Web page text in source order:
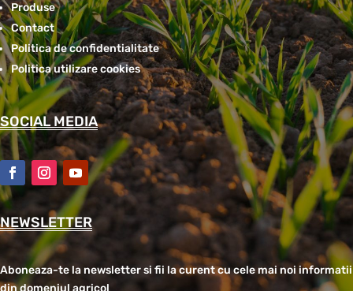
Produse
Contact
Politica de confidentialitate
Politica utilizare cookies
SOCIAL MEDIA
NEWSLETTER
Aboneaza-te la newsletter si fii la curent cu cele mai noi informatii